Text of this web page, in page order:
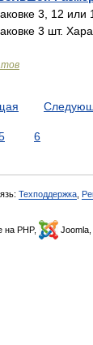
3, 12
3 шт.
6
Техподдержка
на PHP, Joomla,